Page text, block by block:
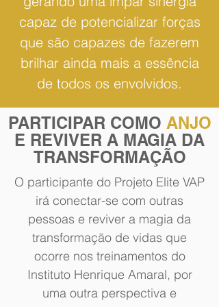
capaz de potencializar forças
que são capazes de fazerem
brilhar ainda mais a essência
de todos os envolvidos.
PARTICIPAR COMO ANJO
E REVIVER A MAGIA DA
TRANSFORMAÇÃO
O participante do Projeto Elite VAP
irá conectar-se com outras
pessoas e reviver a magia da
transformação de vidas que
ocorre nos treinamentos do
Instituto Henrique Amaral, por
uma outra perspectiva e